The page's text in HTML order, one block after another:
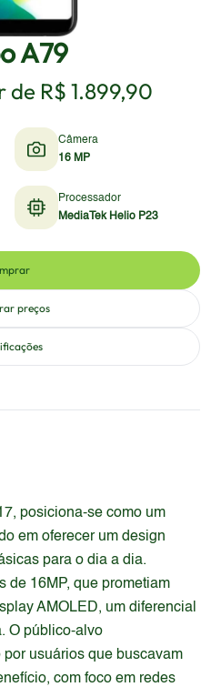
A79
de R$ 1.899,90
Câmera
16 MP
Processador
MediaTek Helio P23
preços
posiciona-se como um
em oferecer um design
para o dia a dia.
de 16MP, que prometiam
AMOLED, um diferencial
O público-alvo
usuários que buscavam
com foco em redes